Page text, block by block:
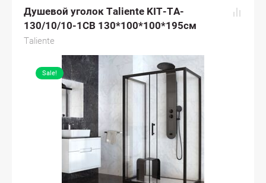
Душевой уголок Taliente KIT-TA-
130/10/10-1CB 130*100*100*195см
Taliente
Sale!